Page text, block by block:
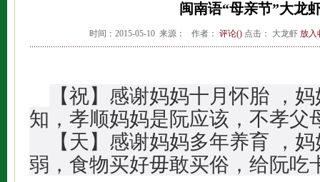
闽南语“母亲节”大龙
时间：2015-05-10 来源： 作者： 评论()点击： 大龙虾 放入
【祝】感谢妈妈十月怀胎 ，
知，孝顺妈妈是阮应该，不孝父
【天】感谢妈妈多年养育 ，
弱，食物买好毋敢买俗，给阮吃